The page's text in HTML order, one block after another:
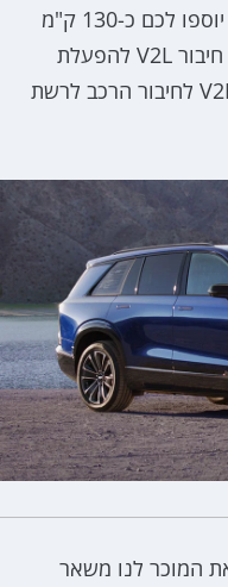
אך היא מציינת כי 10 דקות טעינה יוספו לכם כ-130 ק"מ
לטווח הנסיעה. הסוללה מאפשרת חיבור V2L להפעלת
מכשירי חשמל חיצוניים או חיבור V2H לחיבור הרכב לרשת
המוכר לנו משאר